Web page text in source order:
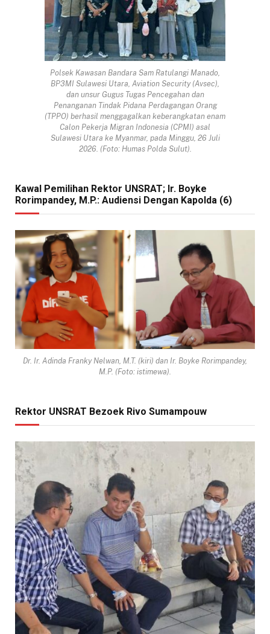
Polsek Kawasan Bandara Sam Ratulangi Manado,
BP3MI Sulawesi Utara, Aviation Security (Avsec),
dan unsur Gugus Tugas Pencegahan dan
Penanganan Tindak Pidana Perdagangan Orang
(TPPO) berhasil menggagalkan keberangkatan enam
Calon Pekerja Migran Indonesia (CPMI) asal
Sulawesi Utara ke Myanmar, pada Minggu, 26 Juli
2026. (Foto: Humas Polda Sulut).
Kawal Pemilihan Rektor UNSRAT; Ir. Boyke
Rorimpandey, M.P.: Audiensi Dengan Kapolda (6)
Dr. Ir. Adinda Franky Nelwan, M.T. (kiri) dan Ir. Boyke Rorimpandey,
M.P. (Foto: istimewa).
Rektor UNSRAT Bezoek Rivo Sumampouw